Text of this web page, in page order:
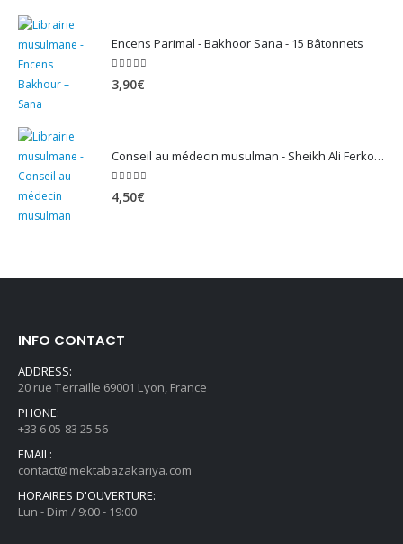
Encens Parimal - Bakhoor Sana - 15 Bâtonnets
5.00sur 5
3,90€
Conseil au médecin musulman - Sheikh Ali Ferkous
5.00sur 5
4,50€
INFO CONTACT
ADDRESS:
20 rue Terraille 69001 Lyon, France
PHONE:
+33 6 05 83 25 56
EMAIL:
contact@mektabazakariya.com
HORAIRES D'OUVERTURE:
Lun - Dim / 9:00 - 19:00